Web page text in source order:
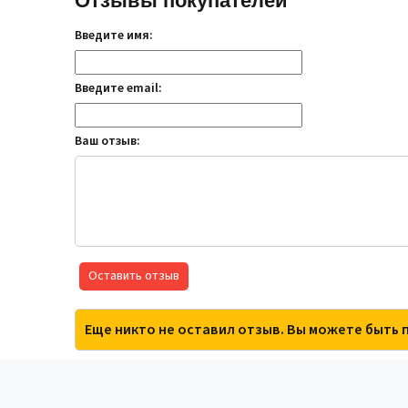
Введите имя:
Введите email:
Ваш отзыв:
Оставить отзыв
Еще никто не оставил отзыв. Вы можете быть